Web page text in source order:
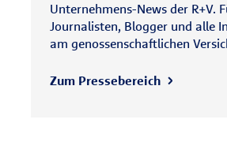
Unternehmens-News der R+V.
Journalisten, Blogger und alle
am genossenschaftlichen
Zum Pressebereich